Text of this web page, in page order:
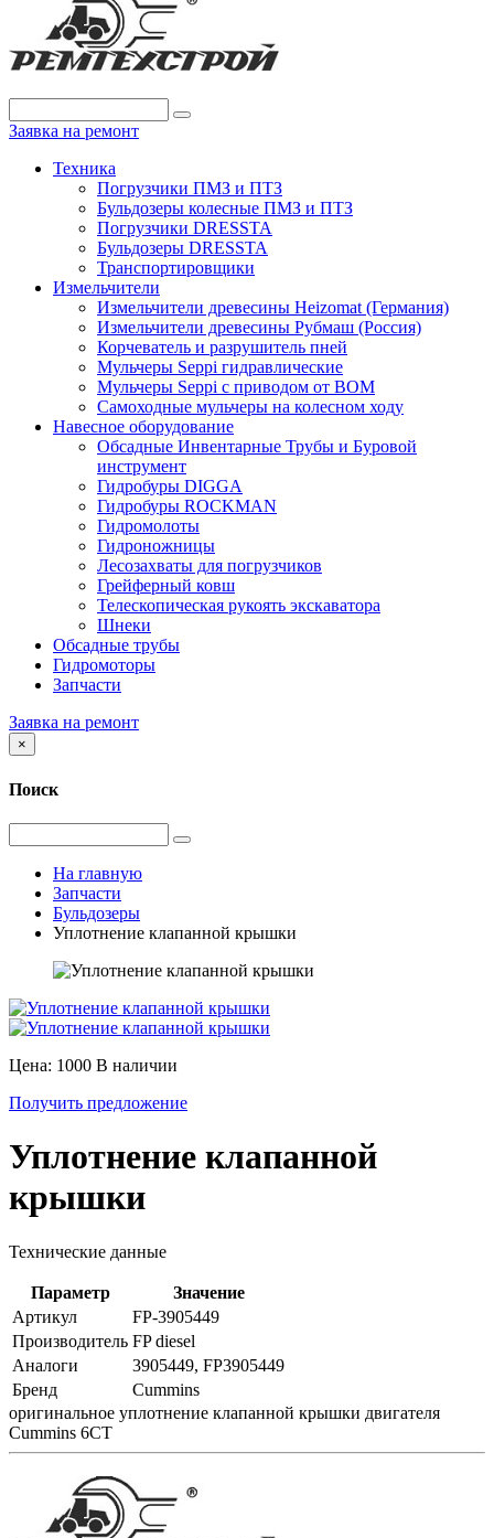
Заявка на ремонт
Техника
Погрузчики ПМЗ и ПТЗ
Бульдозеры колесные ПМЗ и ПТЗ
Погрузчики DRESSTA
Бульдозеры DRESSTA
Транспортировщики
Измельчители
Измельчители древесины Heizomat (Германия)
Измельчители древесины Рубмаш (Россия)
Корчеватель и разрушитель пней
Мульчеры Seppi гидравлические
Мульчеры Seppi с приводом от ВОМ
Самоходные мульчеры на колесном ходу
Навесное оборудование
Обсадные Инвентарные Трубы и Буровой
инструмент
Гидробуры DIGGA
Гидробуры ROCKMAN
Гидромолоты
Гидроножницы
Лесозахваты для погрузчиков
Грейферный ковш
Телескопическая рукоять экскаватора
Шнеки
Обсадные трубы
Гидромоторы
Запчасти
Заявка на ремонт
×
Поиск
На главную
Запчасти
Бульдозеры
Уплотнение клапанной крышки
Цена: 1000 В наличии
Получить предложение
Уплотнение клапанной
крышки
Технические данные
Параметр
Значение
Артикул
FP-3905449
Производитель FP diesel
Аналоги
3905449, FP3905449
Бренд
Cummins
оригинальное уплотнение клапанной крышки двигателя
Cummins 6CT